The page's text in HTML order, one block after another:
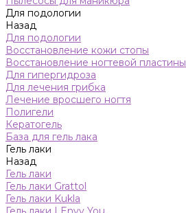
Для подологии
Назад
Для подологии
Восстановление кожи стопы
Восстановление ногтевой пластины
Для гипергидроза
Для лечения грибка
Лечение вросшего ногтя
Полигели
Кератогель
База для гель лака
Гель лаки
Назад
Гель лаки
Гель лаки Grattol
Гель лаки Kukla